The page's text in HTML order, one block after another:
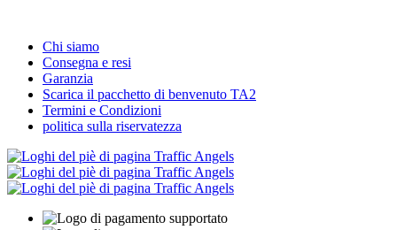
Chi siamo
Consegna e resi
Garanzia
Scarica il pacchetto di benvenuto TA2
Termini e Condizioni
politica sulla riservatezza